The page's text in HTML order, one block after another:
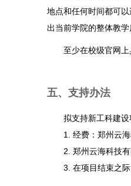
地点和任何时间都可
出当前学院的整体教
至少在校级官网上
五、支持办法
拟支持新工科建设
1. 经费：郑州云海
2. 郑州云海科技有
3. 在项目结束之际